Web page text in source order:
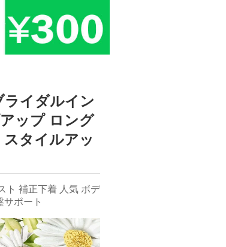
ライダルイン
ップ ロング
タイルアッ
ト 補正下着 人気 ボデ
サポート